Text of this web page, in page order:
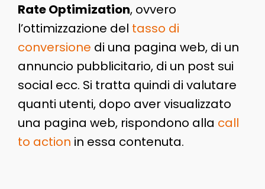
Rate Optimization, ovvero
l’ottimizzazione del tasso di
conversione di una pagina web, di un
annuncio pubblicitario, di un post sui
social ecc. Si tratta quindi di valutare
quanti utenti, dopo aver visualizzato
una pagina web, rispondono alla call
to action in essa contenuta.